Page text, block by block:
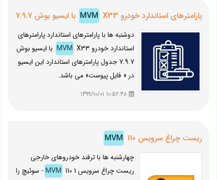
پارامترهای استاندارد خودرو MVM X33 با ایسیو بوش 7.9.7
دوشنبه ها با پارامترهای استاندارد پارامترهای
استاندارد خودرو
MVM X33 با ایسیو بوش
7.9.7 جدول پارامترهای استاندارد این ایسیو
در « فایل پیوست» می باشد.
ریست چراغ سرویس MVM 110
چهارشنبه ها با ترفند خودروهای خارجی
ریست چراغ سرویس
MVM 110 1- سوئیچ را